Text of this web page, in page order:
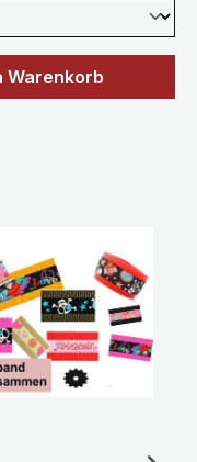
Warenkorb